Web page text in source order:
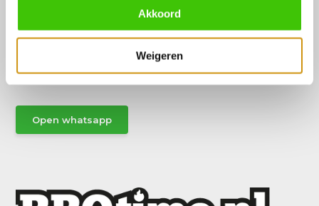
Akkoord
Weigeren
Hulp of advies nodig?
Vraag het een van onze specialisten!
Stuur gemakkelijk een Whatsapp.
Open whatsapp